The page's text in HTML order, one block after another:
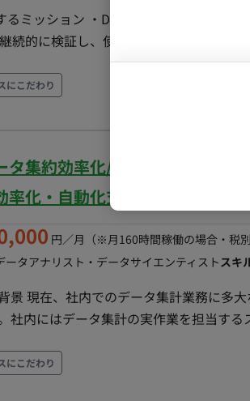
形式知の蓄積設計（オントロジー／セマ
つオントロジー／セマンティックモデ
合性のチェックを通してから基盤へ安全
イプラインの実装：GitHub Actions で、
・デプロイまでを自動化する。 ・構成管
Bundles／DABs）を用い、リソース設定
ナレッジ化：構築した仕組みを他PJへ横
する。 ・技術的切り分け支援：基盤側
・必要情報を整理する。 ※現在弊社経由で10名の方に参画いただいている企業様
な
料や人の頭の中にしかないルールを、
・新しい基盤ツール（DABs 等）を知ら
る。 「正確に動くこと」に責任を持て
だ
るミッション ・Dataiku を中核に、新機
続的に検証し、使えるものを実PJ（需
証で終わらせない」——PoCから現場定
る。 ・クライアントの精度・定義に関す
・検証：Dataiku のリリース／ベンダー
適用可否を自分で試して見極め、ナレッ
シュボード（Databricks Genie 等）の
の定義・乖離理由を根拠付きで即答さ
を需要予測・物流予測・データ基盤運用
度で社内共有）。 ・要因分析・ドキュ
状況のドキュメント化を、LLM／自動処
業様です。 ■求める人物像 ・新しい
機能が出たら、まず自分で動かして試
検証を検証で終わらせず、現場の実PJ
アント対応で人が消耗している状況を、
参画日：即日 ・勤務日数 ：月80時間以
にこだわり
タ集約効率化/月20時間ほど /フ
率化・自動化支援案件
円／月 （※月160時間稼働の場合・税別
ータアナリスト・データサイエンティストスキ
景 現在、社内でのデータ集計業務に多
社内にはデータ集計の実作業を担当す
アが不在の状況です。そのため、体制を
力としてスポットで貢献いただけるエンジニアを2名
するミッション】 エンジニアがいない環
にこだわり